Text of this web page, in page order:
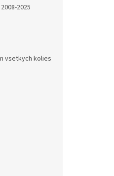
2008-2025
vsetkych kolies